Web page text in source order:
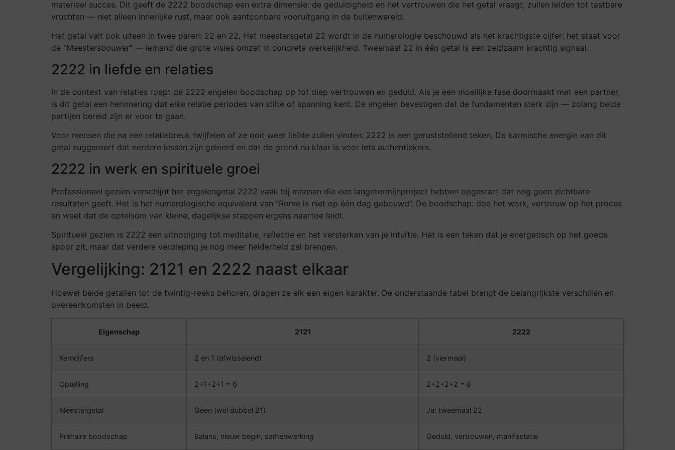
materieel succes. Dit geeft de 2222 boodschap een extra dimensie: de geduldigheid en het vertrouwen die het getal vraagt, zullen leiden tot tastbare
vruchten — niet alleen innerlijke rust, maar ook aantoonbare vooruitgang in de buitenwereld.
Het getal valt ook uiteen in twee paren: 22 en 22. Het meestersgetal 22 wordt in de numerologie beschouwd als het krachtigste cijfer: het staat voor
de “Meestersbouwer” — iemand die grote visies omzet in concrete werkelijkheid. Tweemaal 22 in één getal is een zeldzaam krachtig signaal.
2222 in liefde en relaties
In de context van relaties roept de 2222 engelen boodschap op tot diep vertrouwen en geduld. Als je een moeilijke fase doormaakt met een partner,
is dit getal een herinnering dat elke relatie periodes van stilte of spanning kent. De engelen bevestigen dat de fundamenten sterk zijn — zolang beide
partijen bereid zijn er voor te gaan.
Voor mensen die na een relatiebreuk twijfelen of ze ooit weer liefde zullen vinden: 2222 is een geruststellend teken. De karmische energie van dit
getal suggereert dat eerdere lessen zijn geleerd en dat de grond nu klaar is voor iets authentiekers.
2222 in werk en spirituele groei
Professioneel gezien verschijnt het engelengetal 2222 vaak bij mensen die een langetermijnproject hebben opgestart dat nog geen zichtbare
resultaten geeft. Het is het numerologische equivalent van “Rome is niet op één dag gebouwd”. De boodschap: doe het work, vertrouw op het proces
en weet dat de optelsom van kleine, dagelijkse stappen ergens naartoe leidt.
Spiritueel gezien is 2222 een uitnodiging tot meditatie, reflectie en het versterken van je intuïtie. Het is een teken dat je energetisch op het goede
spoor zit, maar dat verdere verdieping je nog meer helderheid zal brengen.
Vergelijking: 2121 en 2222 naast elkaar
Hoewel beide getallen tot de twintig-reeks behoren, dragen ze elk een eigen karakter. De onderstaande tabel brengt de belangrijkste verschillen en
overeenkomsten in beeld.
Eigenschap 2121 2222
Kerncijfers 2 en 1 (afwisselend) 2 (viermaal)
Optelling 2+1+2+1 = 6 2+2+2+2 = 8
Meestergetal Geen (wel dubbel 21) Ja: tweemaal 22
Primaire boodschap Balans, nieuw begin, samenwerking Geduld, vertrouwen, manifestatie